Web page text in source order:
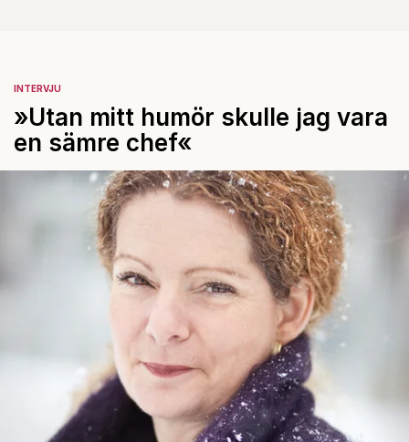
INTERVJU
»Utan mitt humör skulle jag vara
en sämre chef«